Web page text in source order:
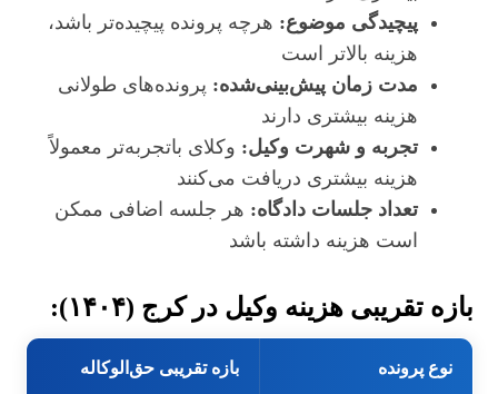
پیچیدگی موضوع: هرچه پرونده پیچیده‌تر باشد،
هزینه بالاتر است
مدت زمان پیش‌بینی‌شده: پرونده‌های طولانی
هزینه بیشتری دارند
تجربه و شهرت وکیل: وکلای باتجربه‌تر معمولاً
هزینه بیشتری دریافت می‌کنند
تعداد جلسات دادگاه: هر جلسه اضافی ممکن
است هزینه داشته باشد
بازه تقریبی هزینه وکیل در کرج (۱۴۰۴):
نوع پرونده بازه تقریبی حق‌الوکاله